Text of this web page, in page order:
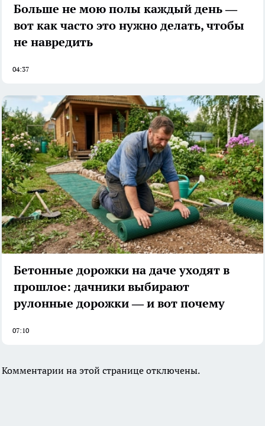
Больше не мою полы каждый день —
вот как часто это нужно делать, чтобы
не навредить
04:37
Бетонные дорожки на даче уходят в
прошлое: дачники выбирают
рулонные дорожки — и вот почему
07:10
Комментарии на этой странице отключены.